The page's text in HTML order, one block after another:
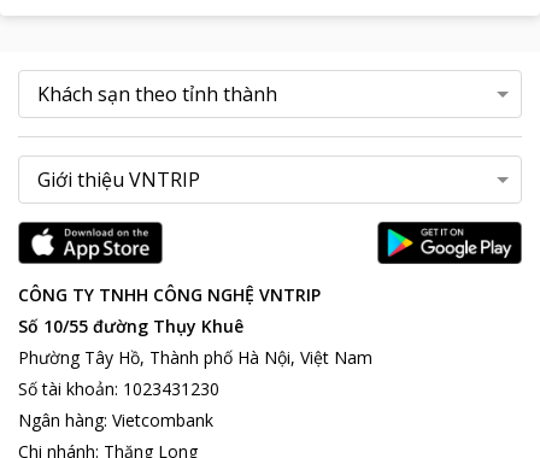
CÔNG TY TNHH CÔNG NGHỆ VNTRIP
Số 10/55 đường Thụy Khuê
Phường Tây Hồ, Thành phố Hà Nội, Việt Nam
Số tài khoản: 1023431230
Ngân hàng: Vietcombank
Chi nhánh: Thăng Long